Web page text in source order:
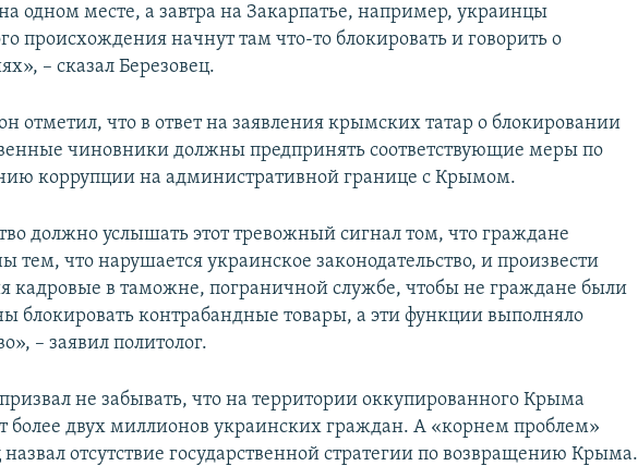
одном месте, а завтра на Закарпатье, например, украинцы
происхождения начнут там что-то блокировать и говорить о
– сказал Березовец.
отметил, что в ответ на заявления крымских татар о блокировании
чиновники должны предпринять соответствующие меры по
коррупции на административной границе с Крымом.
должно услышать этот тревожный сигнал том, что граждане
тем, что нарушается украинское законодательство, и произвести
кадровые в таможне, пограничной службе, чтобы не граждане были
блокировать контрабандные товары, а эти функции выполняло
– заявил политолог.
не забывать, что на территории оккупированного Крыма
более двух миллионов украинских граждан. А «корнем проблем»
назвал отсутствие государственной стратегии по возвращению Крыма.